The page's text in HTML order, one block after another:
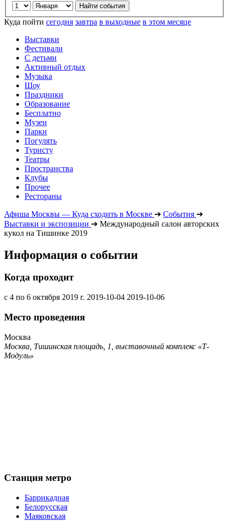
Куда пойти сегодня завтра в выходные в этом месяце
Выставки
Фестивали
С детьми
Активный отдых
Музыка
Шоу
Праздники
Образование
Бесплатно
Музеи
Парки
Погулять
Туристу
Театры
Пространства
Клубы
Прочее
Рестораны
Афиша Москвы — Куда сходить в Москве ➔ События ➔
Выставки и экспозиции ➔ Международный салон авторских
кукол на Тишинке 2019
Информация о событии
Когда проходит
с 4 по 6 октября 2019 г. 2019-10-04 2019-10-06
Место проведения
Москва
Москва, Тишинская площадь, 1, выставочный комплекс «Т-
Модуль»
Станция метро
Баррикадная
Белорусская
Маяковская